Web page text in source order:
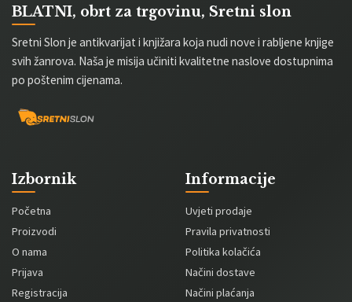
BLATNI, obrt za trgovinu, Sretni slon
Sretni Slon je antikvarijat i knjižara koja nudi nove i rabljene knjige
svih žanrova. Naša je misija učiniti kvalitetne naslove dostupnima
po poštenim cijenama.
Izbornik
Početna
Proizvodi
O nama
Prijava
Registracija
Informacije
Uvjeti prodaje
Pravila privatnosti
Politika kolačića
Načini dostave
Načini plaćanja